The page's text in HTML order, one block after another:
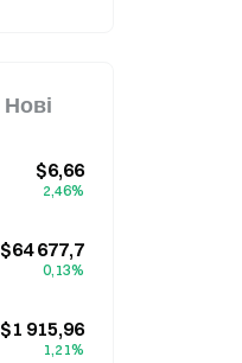
Нові
$6,66
2,46%
$64 677,7
0,13%
$1 915,96
1,21%